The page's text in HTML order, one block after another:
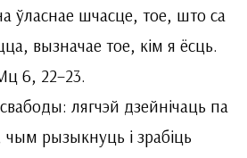
ўласнае шчасце, тое, што са
вызначае тое, кім я ёсць.
6, 22–23.
лягчэй дзейнічаць па
чым рызыкнуць і зрабіць